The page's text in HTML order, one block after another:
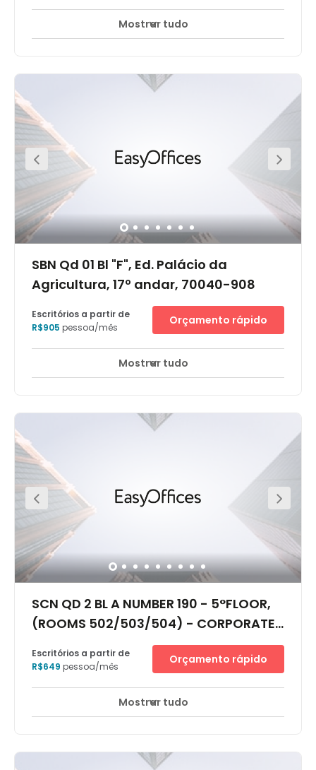
Monitorização CCTV 24 horas + 12 mais
luxuoso da cidade. Um destino de prestígio com muitas
empresas e escritórios do governo, Brasília é um centro
comunicação, bancos, finanças, direito e embaixadas.
O projeto paisagístico do prédio foi planejado de forma
excepcional, oferecendo amplas áreas verdes. Além
disso, a Universidade de Brasília proporciona diversas
oportunidades para novas empresas. O centro está
estratégicamente localizado na área Sul (Asa Sul) da
cidade e é suportado por diversos hotéis e restaurantes,
como a churrascaria Fogo de Chão, além de estar
próximo ao shopping Patio Brasil.
Mostrar tudo
SBN Qd 01 Bl "F", Ed. Palácio da
Agricultura, 17º andar, 70040-908
Salão de negócios
Agricultura e Pecuária do Brasil (CNA). Recentemente
passou por obras para renovação para se atualizar
arquitetônico original.Fica próximo ao Eixo Monumental,
principal via que divida a cidade em norte e sul, aos
principais edifícios do governo, Congresso Nacional,
Corte Suprema e o escritório presidencial. Perto
encontra-se a estação central de ônibus, embaixadas
estrangeiras e grandes empresas brasileiras e
internacionais, principalmente dos setores de serviço,
incluindo bancos e telecomunicações. O aeroporto
internacional está a 15 minutos.
Escritórios a partir de
R$905 pessoa/mês
Orçamento rápido
Mostrar tudo
SCN QD 2 BL A NUMBER 190 - 5°FLOOR,
(ROOMS 502/503/504) - CORPORATE
FINANCIAL CENTER, 70712-900
Centro da cidade
escritórios no Setor Comercial Norte, uma das principais
áreas empresariais. É perto da Rua Eixo Monumental que
Escritórios a partir de
R$649 pessoa/mês
Orçamento rápido
Mostrar tudo